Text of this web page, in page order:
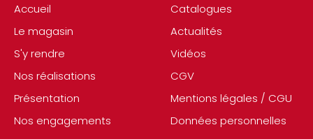
Accueil
Le magasin
S'y rendre
Nos réalisations
Présentation
Nos engagements
Catalogues
Actualités
Vidéos
CGV
Mentions légales / CGU
Données personnelles